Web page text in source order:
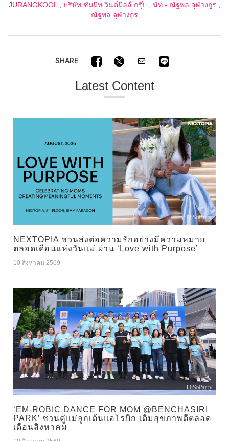
JURANGKOOL
บริษัท ซัมมิท วินด์มิลล์ กรุ๊ป นัท - ณัฐพล จุฬางกูร
ณัฐพล จุฬางกูร
SHARE
Latest Content
NEXTOPIA ชวนส่งต่อความรักอย่างมีความหมาย
ตลอดเดือนแห่งวันแม่ ผ่าน ‘Love with Purpose’
10 สิงหาคม 2569
‘EM-ROBIC DANCE FOR MOM @BENCHASIRI
PARK’ ชวนคู่แม่ลูกเต้นแอโรบิก เติมสุขภาพดีตลอด
เดือนสิงหาคม